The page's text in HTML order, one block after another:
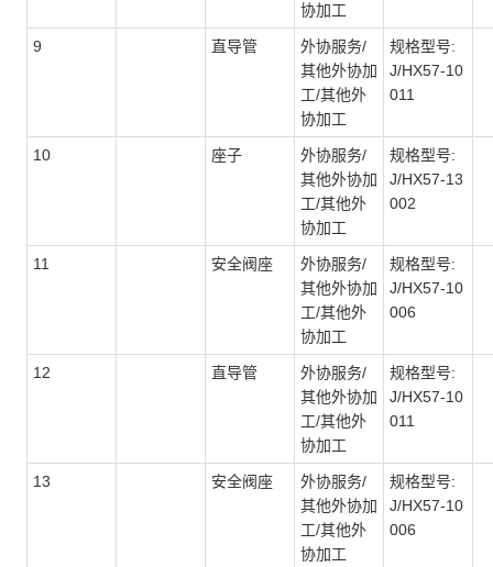
协加工
9 直导管
外协服务/
其他外协加
工/其他外
协加工
规格型号:
J/HX57-10
011
10 座子
外协服务/
其他外协加
工/其他外
协加工
规格型号:
J/HX57-13
002
11 安全阀座
外协服务/
其他外协加
工/其他外
协加工
规格型号:
J/HX57-10
006
12 直导管
外协服务/
其他外协加
工/其他外
协加工
规格型号:
J/HX57-10
011
13 安全阀座
外协服务/
其他外协加
工/其他外
协加工
规格型号:
J/HX57-10
006